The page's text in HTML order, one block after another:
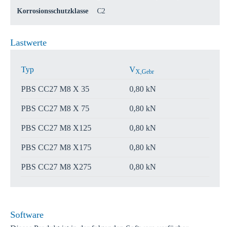
Korrosionsschutzklasse
C2
Lastwerte
Typ VX,Gebr
PBS CC27 M8 X 35 0,80 kN
PBS CC27 M8 X 75 0,80 kN
PBS CC27 M8 X125 0,80 kN
PBS CC27 M8 X175 0,80 kN
PBS CC27 M8 X275 0,80 kN
Software